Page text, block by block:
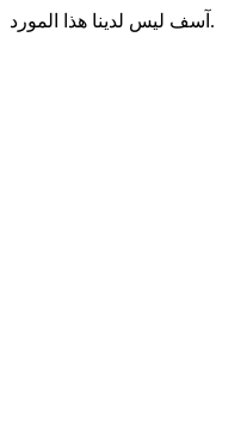
آسف ليس لدينا هذا المورد.